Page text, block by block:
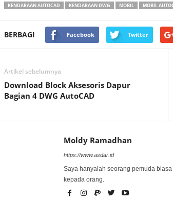
KENDARAAN AUTOCAD
KENDARAAN DWG MOBIL MOBIL
BERBAGI Facebook Twitter
Artikel sebelumnya
Download Block Aksesoris Dapur
Bagian 4 DWG AutoCAD
Moldy Ramadhan
https://www.asdar.id
Saya hanyalah seorang pemuda
kepada orang.